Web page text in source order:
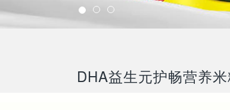
DHA益生元护畅营养